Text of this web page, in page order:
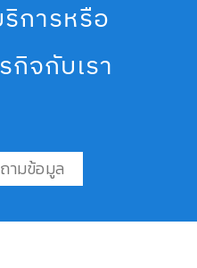
การหรือ
จกับเรา
ามข้อมูล